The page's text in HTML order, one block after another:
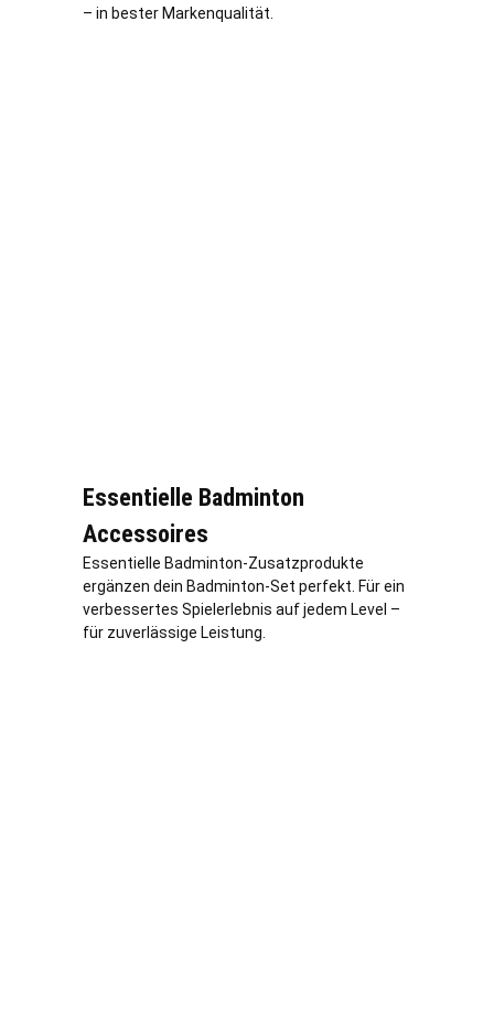
– in bester Markenqualität.
Essentielle Badminton
Accessoires
Essentielle Badminton-Zusatzprodukte
ergänzen dein Badminton-Set perfekt. Für ein
verbessertes Spielerlebnis auf jedem Level –
für zuverlässige Leistung.